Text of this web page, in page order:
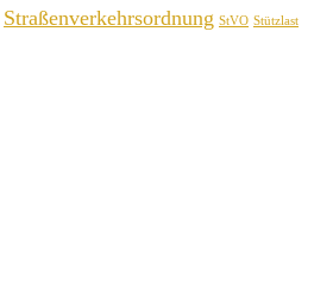
Straßenverkehrsordnung StVO Stützlast